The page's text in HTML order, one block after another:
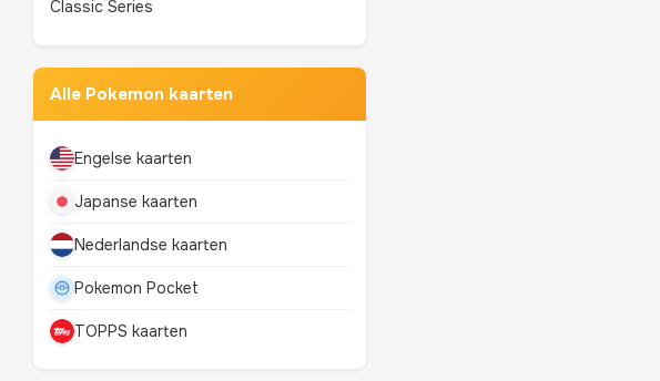
Classic Series
Alle Pokemon kaarten
Engelse kaarten
Japanse kaarten
Nederlandse kaarten
Pokemon Pocket
TOPPS kaarten